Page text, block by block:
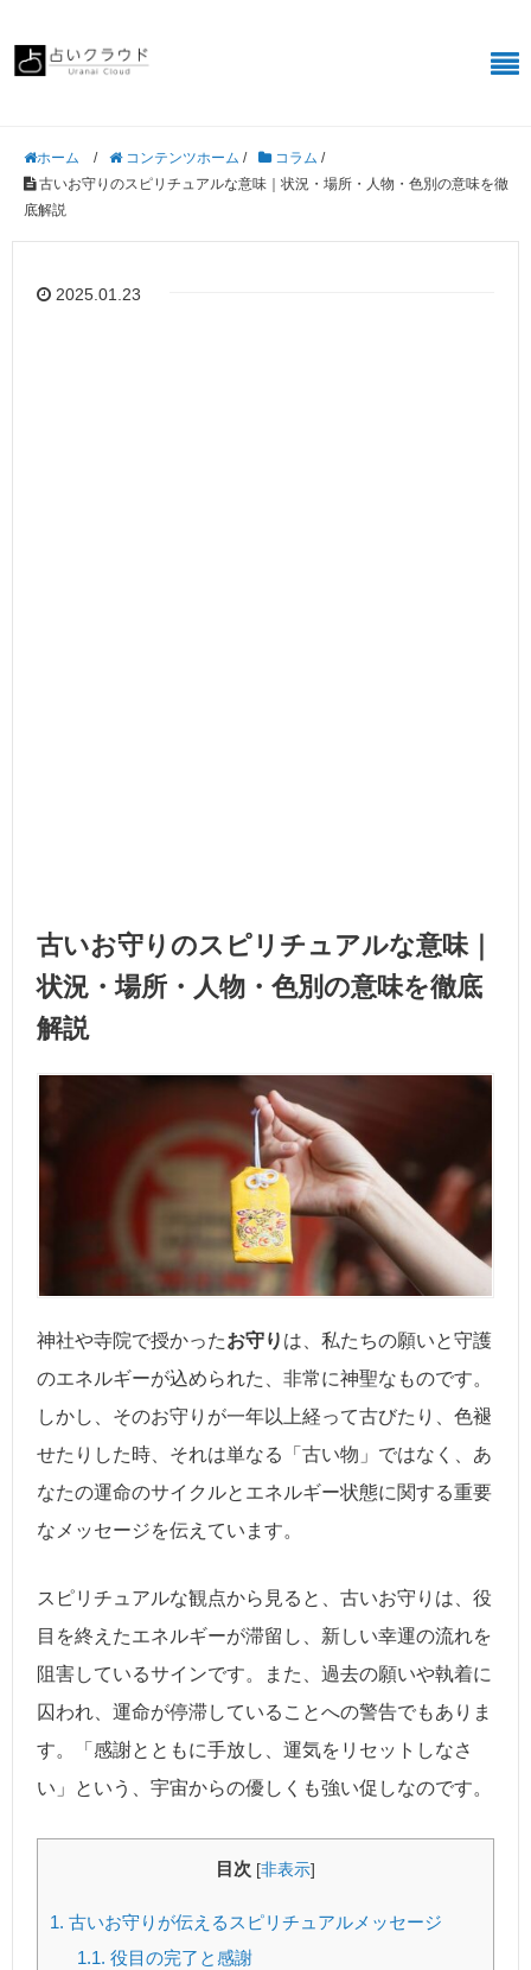
ホーム / コンテンツホーム / コラム /
古いお守りのスピリチュアルな意味｜状況・場所・人物・色別の意味を徹
底解説
2025.01.23
古いお守りのスピリチュアルな意味｜
状況・場所・人物・色別の意味を徹底
解説
神社や寺院で授かったお守り は、私たちの願いと守護
のエネルギーが込められた、非常に神聖なものです。
しかし、そのお守りが一年以上経って古びたり、色褪
せたりした時、それは単なる「古い物」ではなく、あ
なたの運命のサイクルとエネルギー状態に関する重要
なメッセージを伝えています。
スピリチュアルな観点から見ると、古いお守りは、役
目を終えたエネルギーが滞留し、新しい幸運の流れを
阻害しているサインです。また、過去の願いや執着に
囚われ、運命が停滞していることへの警告でもありま
す。「感謝とともに手放し、運気をリセットしなさ
い」という、宇宙からの優しくも強い促しなのです。
目次 [非表示]
1. 古いお守りが伝えるスピリチュアルメッセージ
1.1. 役目の完了と感謝